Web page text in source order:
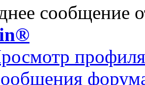
сообщение
профиля